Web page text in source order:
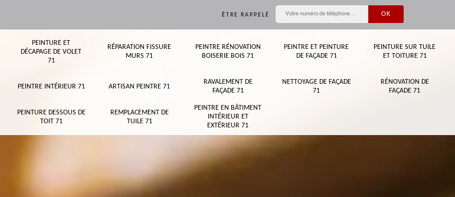
ÊTRE RAPPELÉ
PEINTURE ET
DÉCAPAGE DE VOLET
71
RÉPARATION FISSURE
MURS 71
PEINTRE RÉNOVATION
BOISERIE BOIS 71
PEINTRE ET PEINTURE
DE FAÇADE 71
PEINTURE SUR TUILE
ET TOITURE 71
PEINTRE INTÉRIEUR 71 ARTISAN PEINTRE 71
RAVALEMENT DE
FAÇADE 71
NETTOYAGE DE FAÇADE
71
RÉNOVATION DE
FAÇADE 71
PEINTURE DESSOUS DE
TOIT 71
REMPLACEMENT DE
TUILE 71
PEINTRE EN BÂTIMENT
INTÉRIEUR ET
EXTÉRIEUR 71